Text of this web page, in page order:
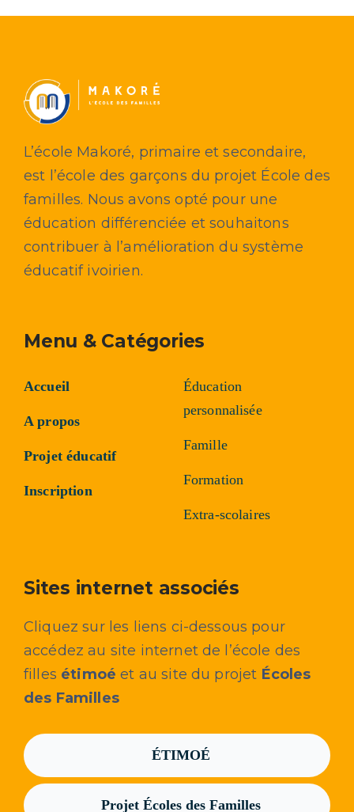
L’école Makoré, primaire et secondaire,
est l’école des garçons du projet École des
familles. Nous avons opté pour une
éducation différenciée et souhaitons
contribuer à l’amélioration du système
éducatif ivoirien.
Menu & Catégories
Accueil
A propos
Projet éducatif
Inscription
Éducation
personnalisée
Famille
Formation
Extra-scolaires
Sites internet associés
Cliquez sur les liens ci-dessous pour
accédez au site internet de l’école des
filles étimoé et au site du projet Écoles
des Familles
ÉTIMOÉ
Projet Écoles des Familles